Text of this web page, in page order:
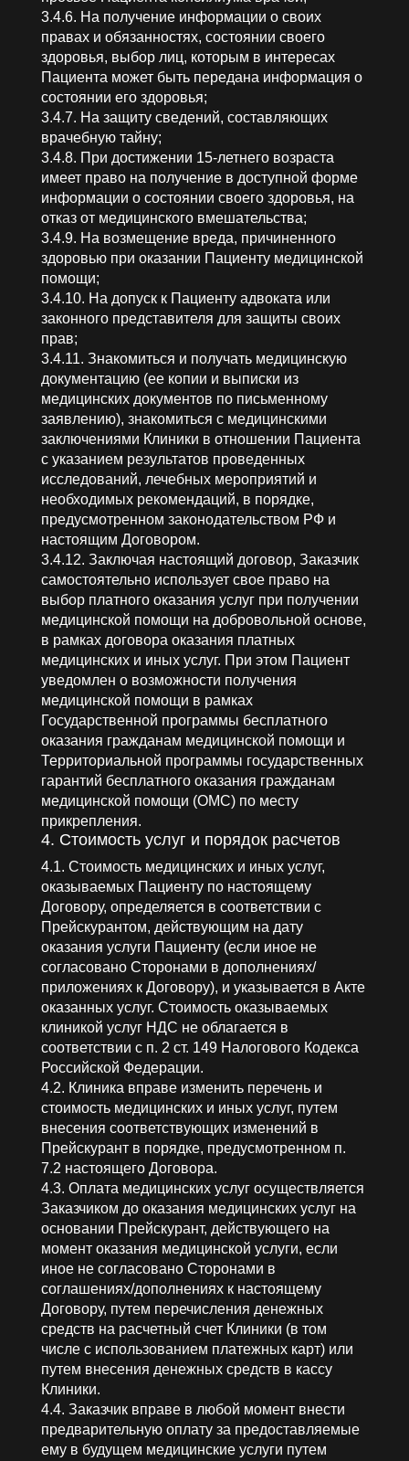
3.4.6. На получение информации о своих
правах и обязанностях, состоянии своего
здоровья, выбор лиц, которым в интересах
Пациента может быть передана информация о
состоянии его здоровья;
3.4.7. На защиту сведений, составляющих
врачебную тайну;
3.4.8. При достижении 15-летнего возраста
имеет право на получение в доступной форме
информации о состоянии своего здоровья, на
отказ от медицинского вмешательства;
3.4.9. На возмещение вреда, причиненного
здоровью при оказании Пациенту медицинской
помощи;
3.4.10. На допуск к Пациенту адвоката или
законного представителя для защиты своих
прав;
3.4.11. Знакомиться и получать медицинскую
документацию (ее копии и выписки из
медицинских документов по письменному
заявлению), знакомиться с медицинскими
заключениями Клиники в отношении Пациента
с указанием результатов проведенных
исследований, лечебных мероприятий и
необходимых рекомендаций, в порядке,
предусмотренном законодательством РФ и
настоящим Договором.
3.4.12. Заключая настоящий договор, Заказчик
самостоятельно использует свое право на
выбор платного оказания услуг при получении
медицинской помощи на добровольной основе,
в рамках договора оказания платных
медицинских и иных услуг. При этом Пациент
уведомлен о возможности получения
медицинской помощи в рамках
Государственной программы бесплатного
оказания гражданам медицинской помощи и
Территориальной программы государственных
гарантий бесплатного оказания гражданам
медицинской помощи (ОМС) по месту
прикрепления.
4. Стоимость услуг и порядок расчетов
4.1. Стоимость медицинских и иных услуг,
оказываемых Пациенту по настоящему
Договору, определяется в соответствии с
Прейскурантом, действующим на дату
оказания услуги Пациенту (если иное не
согласовано Сторонами в дополнениях/
приложениях к Договору), и указывается в Акте
оказанных услуг. Стоимость оказываемых
клиникой услуг НДС не облагается в
соответствии с п. 2 ст. 149 Налогового Кодекса
Российской Федерации.
4.2. Клиника вправе изменить перечень и
стоимость медицинских и иных услуг, путем
внесения соответствующих изменений в
Прейскурант в порядке, предусмотренном п.
7.2 настоящего Договора.
4.3. Оплата медицинских услуг осуществляется
Заказчиком до оказания медицинских услуг на
основании Прейскурант, действующего на
момент оказания медицинской услуги, если
иное не согласовано Сторонами в
соглашениях/дополнениях к настоящему
Договору, путем перечисления денежных
средств на расчетный счет Клиники (в том
числе с использованием платежных карт) или
путем внесения денежных средств в кассу
Клиники.
4.4. Заказчик вправе в любой момент внести
предварительную оплату за предоставляемые
ему в будущем медицинские услуги путем